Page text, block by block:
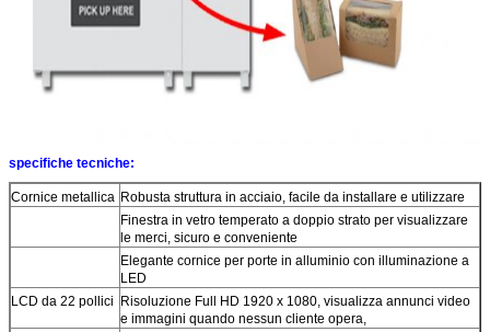
specifiche tecniche:
Cornice metallica Robusta struttura in acciaio, facile da installare e utilizzare
Finestra in vetro temperato a doppio strato per visualizzare
le merci, sicuro e conveniente
Elegante cornice per porte in alluminio con illuminazione a
LED
LCD da 22 pollici Risoluzione Full HD 1920 x 1080, visualizza annunci video
e immagini quando nessun cliente opera,